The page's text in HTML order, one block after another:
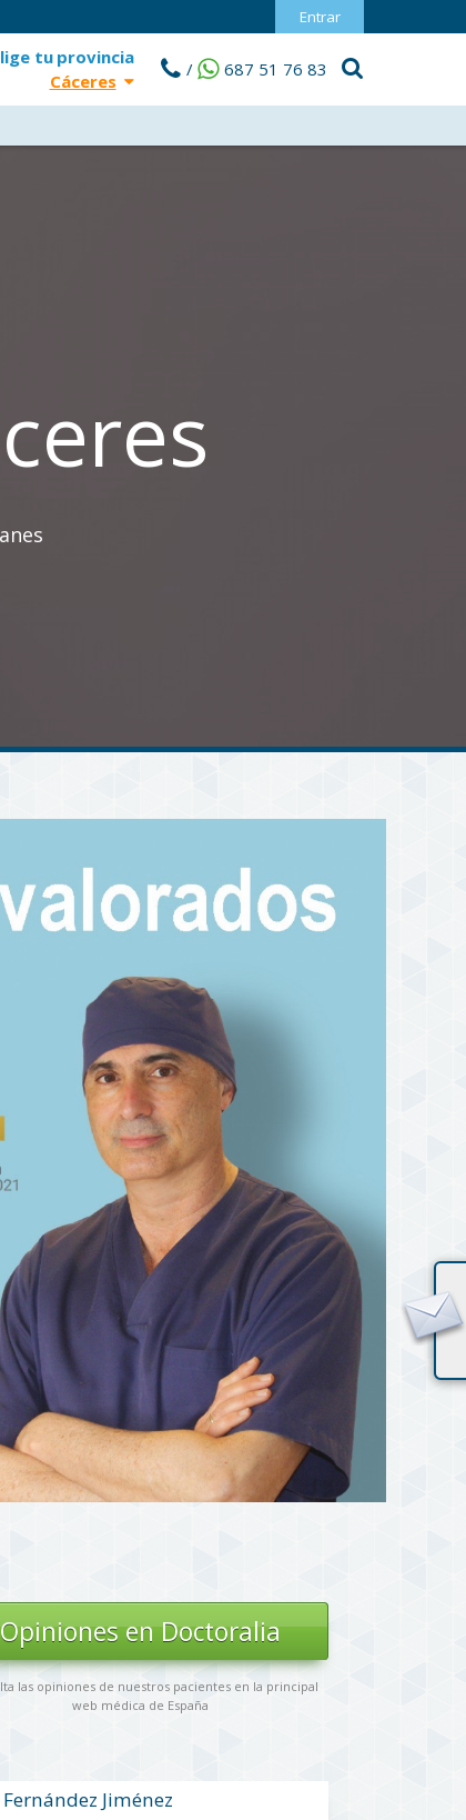
Entrar
tuprovincia
Cáceres
/ 687 51 76 83
Opiniones en Doctoralia
las opiniones de nuestros pacientes en la principal
web médica de España
Jiménez